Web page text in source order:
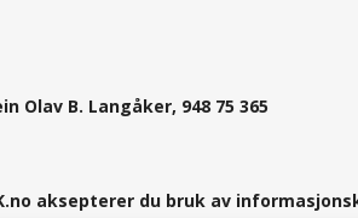
Olav B. Langåker, 948 75 365
aksepterer du bruk av